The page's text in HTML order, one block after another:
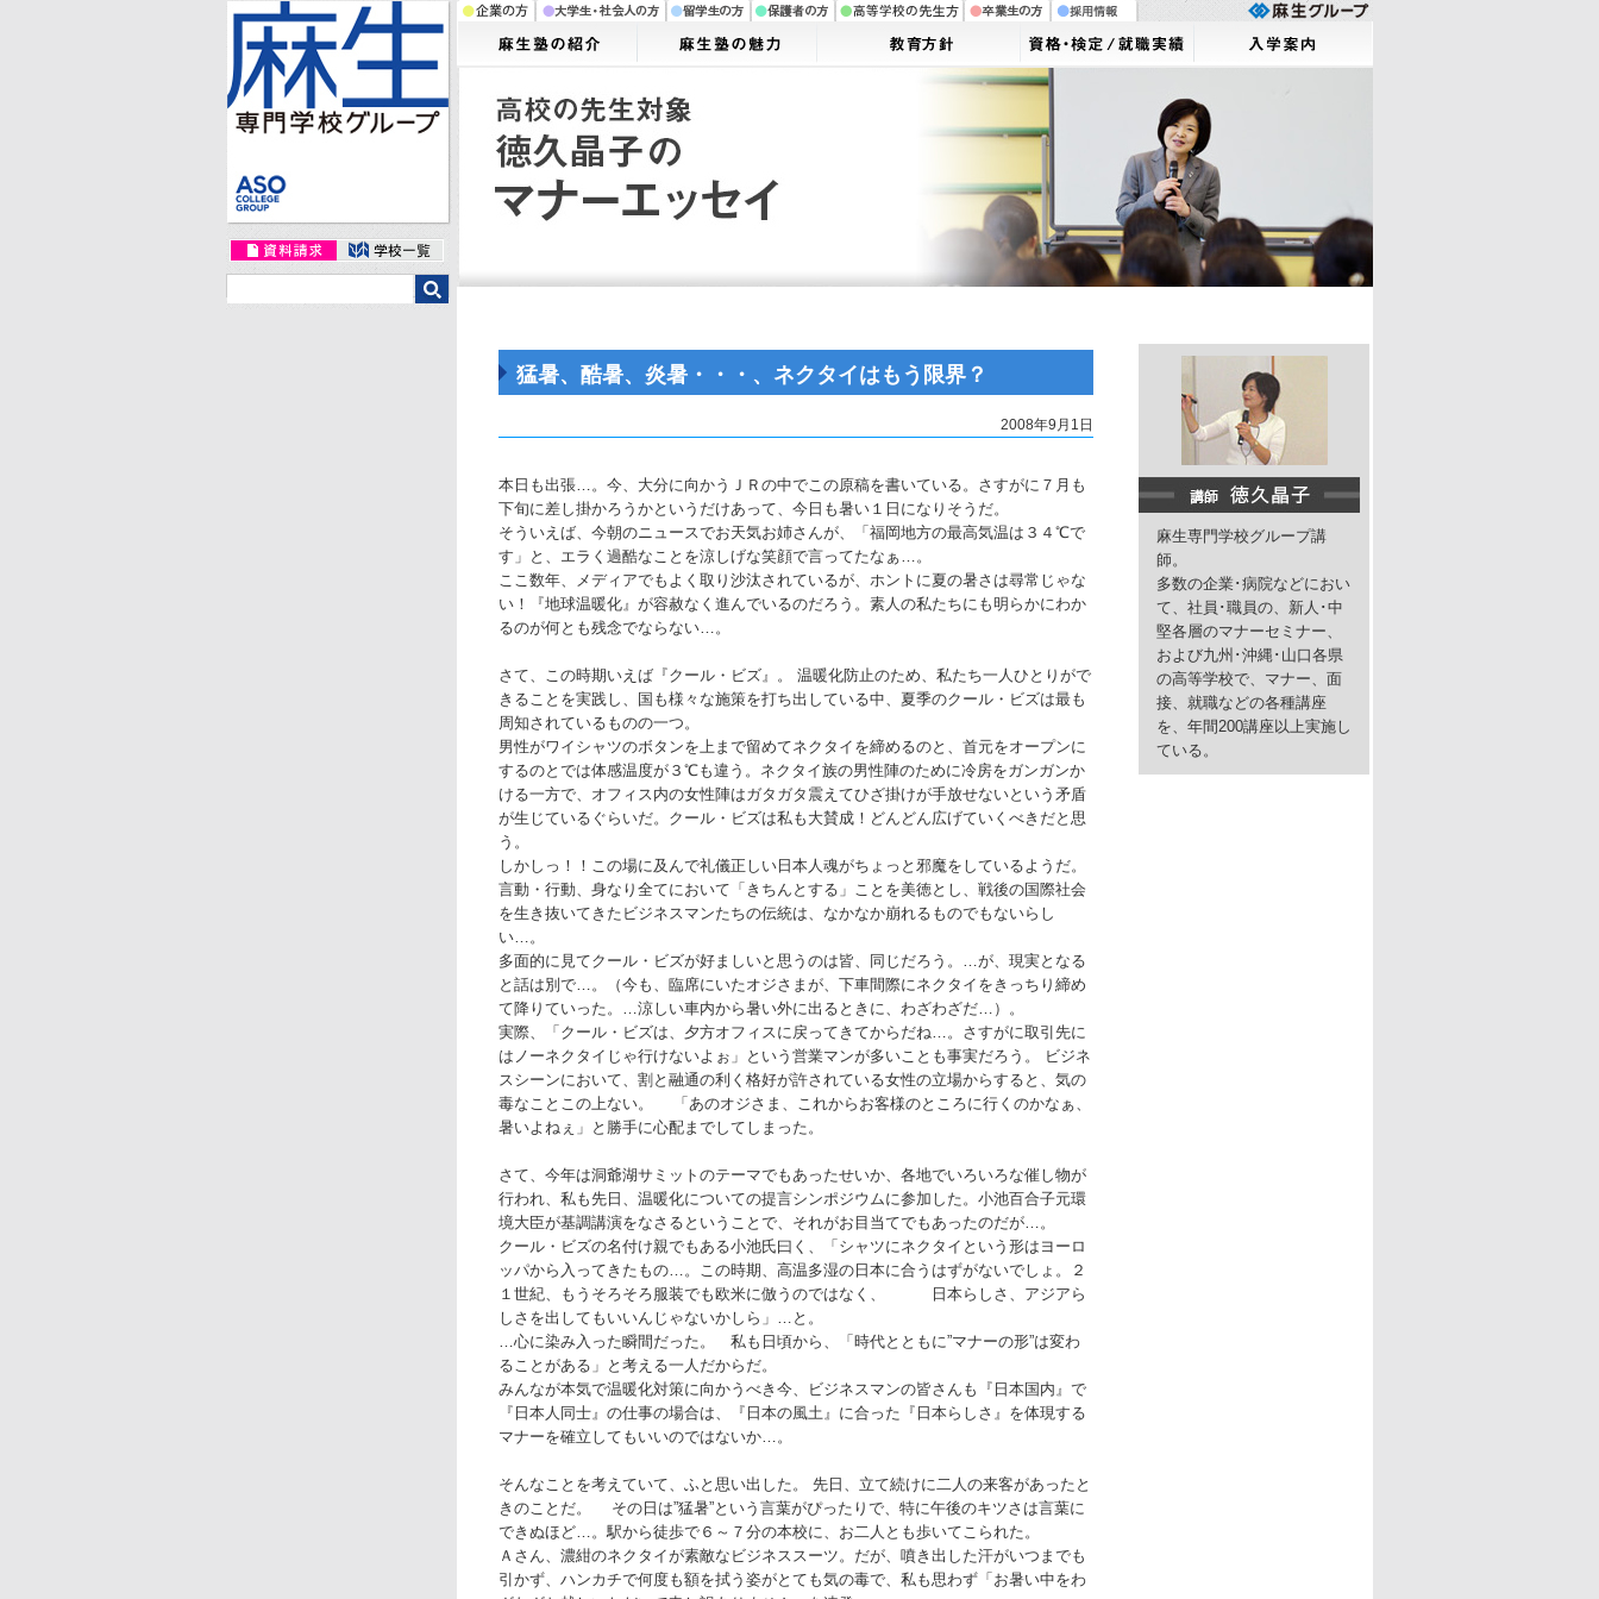
麻生専門学校グループ講
師。
多数の企業･病院などにおい
て、社員･職員の、新人･中
堅各層のマナーセミナー、
および九州･沖縄･山口各県
の高等学校で、マナー、面
接、就職などの各種講座
を、年間200講座以上実施し
ている。
猛暑、酷暑、炎暑・・・、ネクタイはもう限界？
2008年9月1日
本日も出張…。今、大分に向かうＪＲの中でこの原稿を書いている。さすがに７月も
下旬に差し掛かろうかというだけあって、今日も暑い１日になりそうだ。
そういえば、今朝のニュースでお天気お姉さんが、「福岡地方の最高気温は３４℃で
す」と、エラく過酷なことを涼しげな笑顔で言ってたなぁ…。
ここ数年、メディアでもよく取り沙汰されているが、ホントに夏の暑さは尋常じゃな
い！『地球温暖化』が容赦なく進んでいるのだろう。素人の私たちにも明らかにわか
るのが何とも残念でならない…。
さて、この時期いえば『クール・ビズ』。 温暖化防止のため、私たち一人ひとりがで
きることを実践し、国も様々な施策を打ち出している中、夏季のクール・ビズは最も
周知されているものの一つ。
男性がワイシャツのボタンを上まで留めてネクタイを締めるのと、首元をオープンに
するのとでは体感温度が３℃も違う。ネクタイ族の男性陣のために冷房をガンガンか
ける一方で、オフィス内の女性陣はガタガタ震えてひざ掛けが手放せないという矛盾
が生じているぐらいだ。クール・ビズは私も大賛成！どんどん広げていくべきだと思
う。
しかしっ！！この場に及んで礼儀正しい日本人魂がちょっと邪魔をしているようだ。
言動・行動、身なり全てにおいて「きちんとする」ことを美徳とし、戦後の国際社会
を生き抜いてきたビジネスマンたちの伝統は、なかなか崩れるものでもないらし
い…。
多面的に見てクール・ビズが好ましいと思うのは皆、同じだろう。…が、現実となる
と話は別で…。（今も、臨席にいたオジさまが、下車間際にネクタイをきっちり締め
て降りていった。…涼しい車内から暑い外に出るときに、わざわざだ…）。
実際、「クール・ビズは、夕方オフィスに戻ってきてからだね…。さすがに取引先に
はノーネクタイじゃ行けないよぉ」という営業マンが多いことも事実だろう。 ビジネ
スシーンにおいて、割と融通の利く格好が許されている女性の立場からすると、気の
毒なことこの上ない。 「あのオジさま、これからお客様のところに行くのかなぁ、
暑いよねぇ」と勝手に心配までしてしまった。
さて、今年は洞爺湖サミットのテーマでもあったせいか、各地でいろいろな催し物が
行われ、私も先日、温暖化についての提言シンポジウムに参加した。小池百合子元環
境大臣が基調講演をなさるということで、それがお目当てでもあったのだが…。
クール・ビズの名付け親でもある小池氏曰く、「シャツにネクタイという形はヨーロ
ッパから入ってきたもの…。この時期、高温多湿の日本に合うはずがないでしょ。２
１世紀、もうそろそろ服装でも欧米に倣うのではなく、 日本らしさ、アジアら
しさを出してもいいんじゃないかしら」…と。
…心に染み入った瞬間だった。 私も日頃から、「時代とともに”マナーの形”は変わ
ることがある」と考える一人だからだ。
みんなが本気で温暖化対策に向かうべき今、ビジネスマンの皆さんも『日本国内』で
『日本人同士』の仕事の場合は、『日本の風土』に合った『日本らしさ』を体現する
マナーを確立してもいいのではないか…。
そんなことを考えていて、ふと思い出した。 先日、立て続けに二人の来客があったと
きのことだ。 その日は”猛暑”という言葉がぴったりで、特に午後のキツさは言葉に
できぬほど…。駅から徒歩で６～７分の本校に、お二人とも歩いてこられた。
Ａさん、濃紺のネクタイが素敵なビジネススーツ。だが、噴き出した汗がいつまでも
引かず、ハンカチで何度も額を拭う姿がとても気の毒で、私も思わず「お暑い中をわ